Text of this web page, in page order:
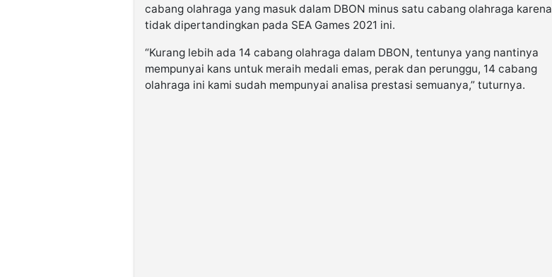
cabang olahraga yang masuk dalam DBON minus satu cabang olahraga karena
tidak dipertandingkan pada SEA Games 2021 ini.
“Kurang lebih ada 14 cabang olahraga dalam DBON, tentunya yang nantinya
mempunyai kans untuk meraih medali emas, perak dan perunggu, 14 cabang
olahraga ini kami sudah mempunyai analisa prestasi semuanya,” tuturnya.